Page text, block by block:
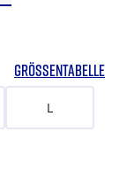
GRÖSSENTABELLE
L